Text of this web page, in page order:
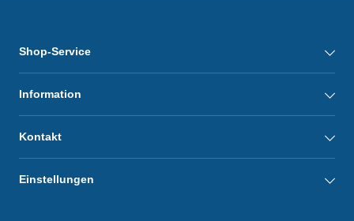
Shop-Service
Information
Kontakt
Einstellungen